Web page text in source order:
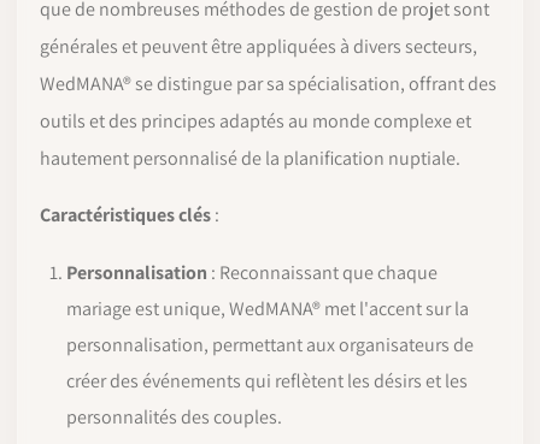
que de nombreuses méthodes de gestion de projet sont
générales et peuvent être appliquées à divers secteurs,
WedMANA® se distingue par sa spécialisation, offrant des
outils et des principes adaptés au monde complexe et
hautement personnalisé de la planification nuptiale.
Caractéristiques clés:
Personnalisation : Reconnaissant que chaque
mariage est unique, WedMANA® met l'accent sur la
personnalisation, permettant aux organisateurs de
créer des événements qui reflètent les désirs et les
personnalités des couples.